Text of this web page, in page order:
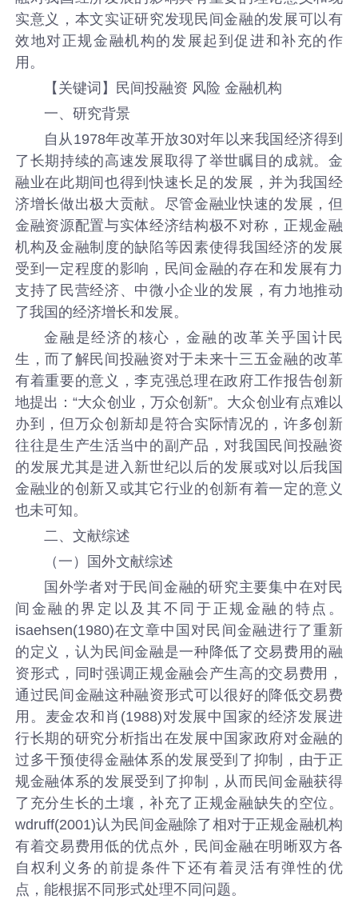
实意义，本文实证研究发现民间金融的发展可以有
效地对正规金融机构的发展起到促进和补充的作
用。
【关键词】民间投融资 风险 金融机构
一、研究背景
自从1978年改革开放30对年以来我国经济得到
了长期持续的高速发展取得了举世瞩目的成就。金
融业在此期间也得到快速长足的发展，并为我国经
济增长做出极大贡献。尽管金融业快速的发展，但
金融资源配置与实体经济结构极不对称，正规金融
机构及金融制度的缺陷等因素使得我国经济的发展
受到一定程度的影响，民间金融的存在和发展有力
支持了民营经济、中微小企业的发展，有力地推动
了我国的经济增长和发展。
金融是经济的核心，金融的改革关乎国计民
生，而了解民间投融资对于未来十三五金融的改革
有着重要的意义，李克强总理在政府工作报告创新
地提出：“大众创业，万众创新”。大众创业有点难以
办到，但万众创新却是符合实际情况的，许多创新
往往是生产生活当中的副产品，对我国民间投融资
的发展尤其是进入新世纪以后的发展或对以后我国
金融业的创新又或其它行业的创新有着一定的意义
也未可知。
二、文献综述
（一）国外文献综述
国外学者对于民间金融的研究主要集中在对民
间金融的界定以及其不同于正规金融的特点。
isaehsen(1980)在文章中国对民间金融进行了重新
的定义，认为民间金融是一种降低了交易费用的融
资形式，同时强调正规金融会产生高的交易费用，
通过民间金融这种融资形式可以很好的降低交易费
用。麦金农和肖(1988)对发展中国家的经济发展进
行长期的研究分析指出在发展中国家政府对金融的
过多干预使得金融体系的发展受到了抑制，由于正
规金融体系的发展受到了抑制，从而民间金融获得
了充分生长的土壤，补充了正规金融缺失的空位。
wdruff(2001)认为民间金融除了相对于正规金融机构
有着交易费用低的优点外，民间金融在明晰双方各
自权利义务的前提条件下还有着灵活有弹性的优
点，能根据不同形式处理不同问题。